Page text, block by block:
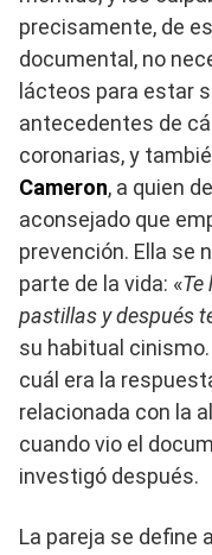
precisamente, de
documental, no
lácteos para estar
antecedentes de
coronarias, y
Cameron, a quien
aconsejado que
prevención. Ella se
parte de la vida: «Te
pastillas y después
su habitual
cuál era la
relacionada con la
cuando vio el
investigó después.
La pareja se define